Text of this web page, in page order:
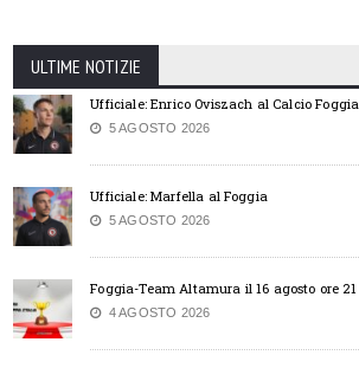
ULTIME NOTIZIE
Ufficiale: Enrico Oviszach al Calcio Foggia
5 AGOSTO 2026
Ufficiale: Marfella al Foggia
5 AGOSTO 2026
Foggia-Team Altamura il 16 agosto ore 21
4 AGOSTO 2026